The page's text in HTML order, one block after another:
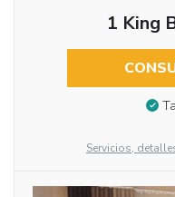
1 King
Servicios,